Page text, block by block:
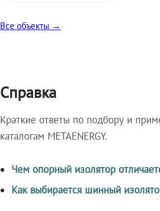
Все объекты →
Справка
Краткие ответы по подбору и
каталогам METAENERGY.
Чем опорный изолятор
Как выбирается шинный